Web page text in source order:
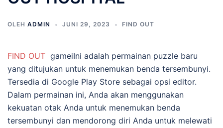
OLEH ADMIN JUNI 29, 2023 FIND OUT
FIND OUT gameiIni adalah permainan puzzle baru
yang ditujukan untuk menemukan benda tersembunyi.
Tersedia di Google Play Store sebagai opsi editor.
Dalam permainan ini, Anda akan menggunakan
kekuatan otak Anda untuk menemukan benda
tersembunyi dan mendorong diri Anda untuk melewati